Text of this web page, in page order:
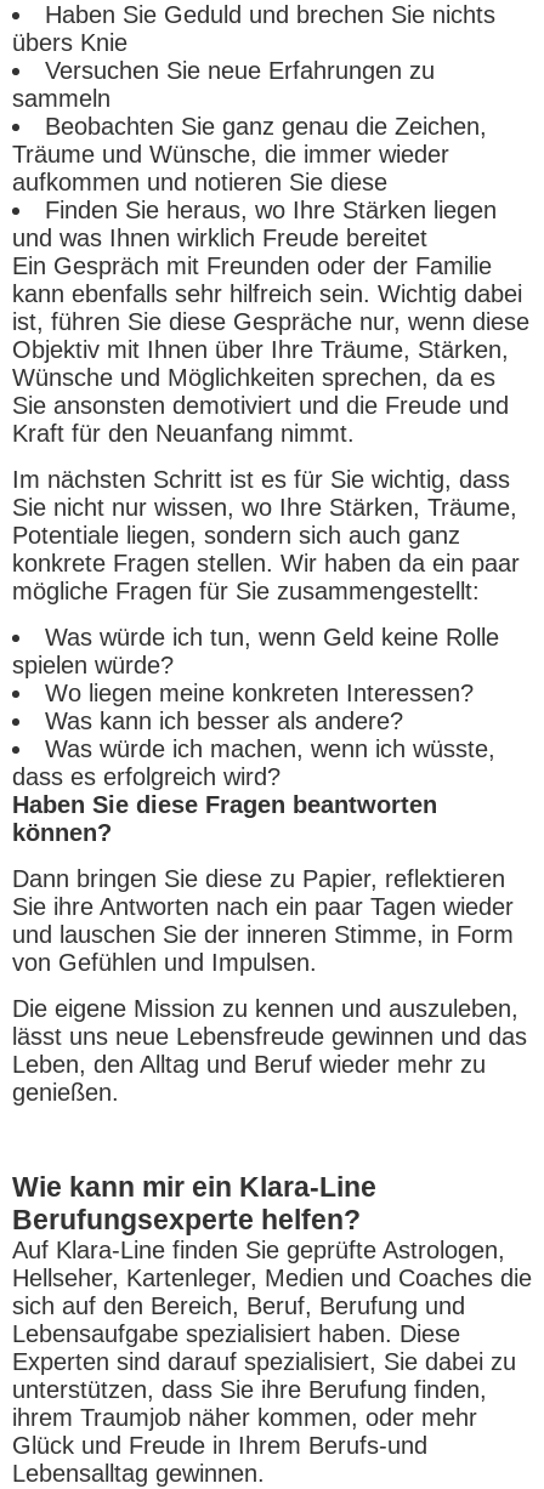
Haben Sie Geduld und brechen Sie nichts
übers Knie
Versuchen Sie neue Erfahrungen zu
sammeln
Beobachten Sie ganz genau die Zeichen,
Träume und Wünsche, die immer wieder
aufkommen und notieren Sie diese
Finden Sie heraus, wo Ihre Stärken liegen
und was Ihnen wirklich Freude bereitet
Ein Gespräch mit Freunden oder der Familie
kann ebenfalls sehr hilfreich sein. Wichtig dabei
ist, führen Sie diese Gespräche nur, wenn diese
Objektiv mit Ihnen über Ihre Träume, Stärken,
Wünsche und Möglichkeiten sprechen, da es
Sie ansonsten demotiviert und die Freude und
Kraft für den Neuanfang nimmt.
Im nächsten Schritt ist es für Sie wichtig, dass
Sie nicht nur wissen, wo Ihre Stärken, Träume,
Potentiale liegen, sondern sich auch ganz
konkrete Fragen stellen. Wir haben da ein paar
mögliche Fragen für Sie zusammengestellt:
Was würde ich tun, wenn Geld keine Rolle
spielen würde?
Wo liegen meine konkreten Interessen?
Was kann ich besser als andere?
Was würde ich machen, wenn ich wüsste,
dass es erfolgreich wird?
Haben Sie diese Fragen beantworten
können?
Dann bringen Sie diese zu Papier, reflektieren
Sie ihre Antworten nach ein paar Tagen wieder
und lauschen Sie der inneren Stimme, in Form
von Gefühlen und Impulsen.
Die eigene Mission zu kennen und auszuleben,
lässt uns neue Lebensfreude gewinnen und das
Leben, den Alltag und Beruf wieder mehr zu
genießen.
Wie kann mir ein Klara-Line
Berufungsexperte helfen?
Auf Klara-Line finden Sie geprüfte Astrologen,
Hellseher, Kartenleger, Medien und Coaches die
sich auf den Bereich, Beruf, Berufung und
Lebensaufgabe spezialisiert haben. Diese
Experten sind darauf spezialisiert, Sie dabei zu
unterstützen, dass Sie ihre Berufung finden,
ihrem Traumjob näher kommen, oder mehr
Glück und Freude in Ihrem Berufs-und
Lebensalltag gewinnen.